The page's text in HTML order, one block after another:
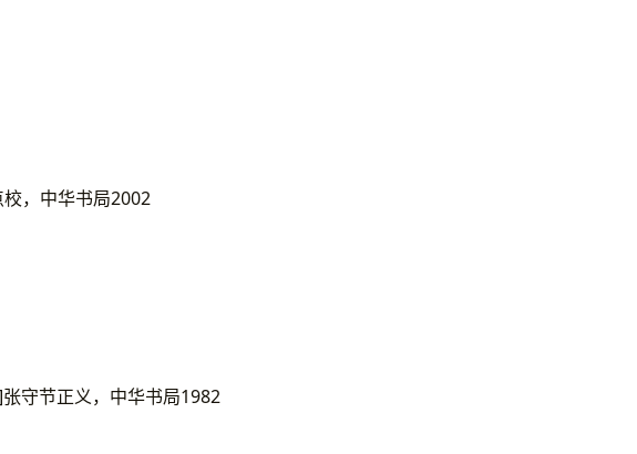
，中华书局2002
守节正义，中华书局1982